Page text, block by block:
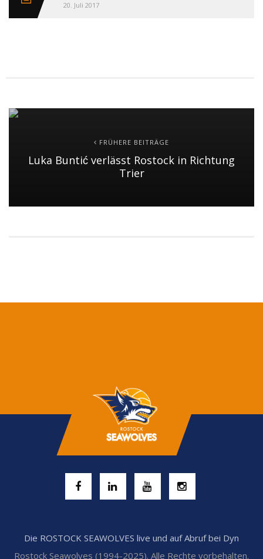
20. Juli 2017
FRÜHERE BEITRÄGE
Luka Buntić verlässt Rostock in Richtung
Trier
Die ROSTOCK SEAWOLVES live und auf Abruf bei Dyn
Rostock Seawolves (1994-2025). Alle Rechte vorbehalten.